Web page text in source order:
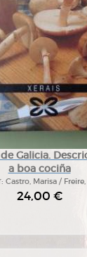
Galicia.
a boa cociña
Castro, Marisa /
24,00 €